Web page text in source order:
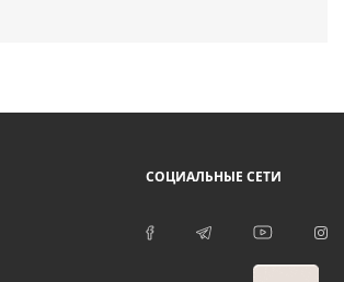
СОЦИАЛЬНЫЕ СЕТИ